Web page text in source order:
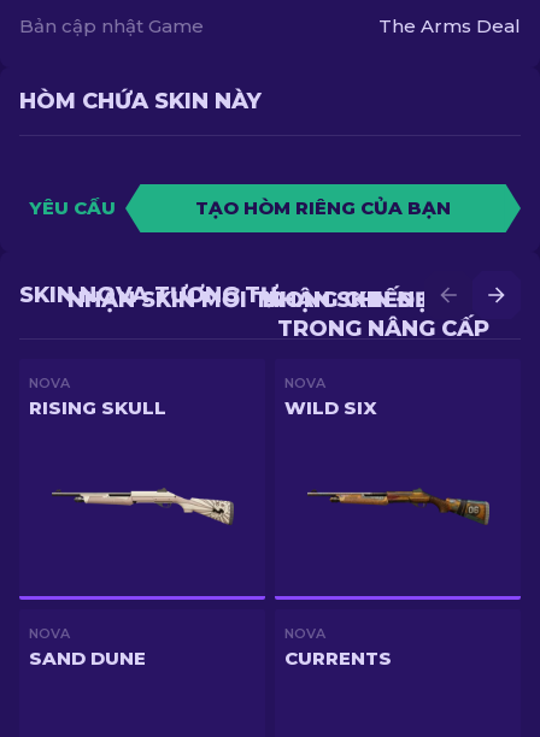
Bản cập nhật Game
The Arms Deal
HÒM CHỨA SKIN NÀY
YÊU CẦU TẠO HÒM RIÊNG CỦA BẠN
NHẬN SKIN ĐẸP HƠN
TRONG NÂNG CẤP
NHẬN SKIN MỚI TRONG CHIẾN ĐẤU
SKIN NOVA TƯƠNG TỰ
NOVA
RISING SKULL
NOVA
WILD SIX
NOVA
SAND DUNE
NOVA
CURRENTS